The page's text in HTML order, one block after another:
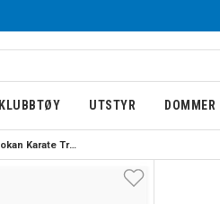
KLUBBTØY UTSTYR DOMMER
Nike Bærum Shotokan Karate Treningstrøye Barn Blå/Hvit